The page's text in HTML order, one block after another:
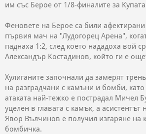
им със Берое от 1/8-финалите за
Феновете на Берое са били афектирани
първия мач на "Лудогорец Арена",
паднаха 1:2, след което нададоха вой
Александър Костадинов, който ги е
Хулиганите започнали да замерят
на разградчани с камъни и бомби,
атаката най-тежко е пострадал Мичел
уцелен в главата с камък, а
Явор Вълчинов е получил изгаряне на
бомбичка.